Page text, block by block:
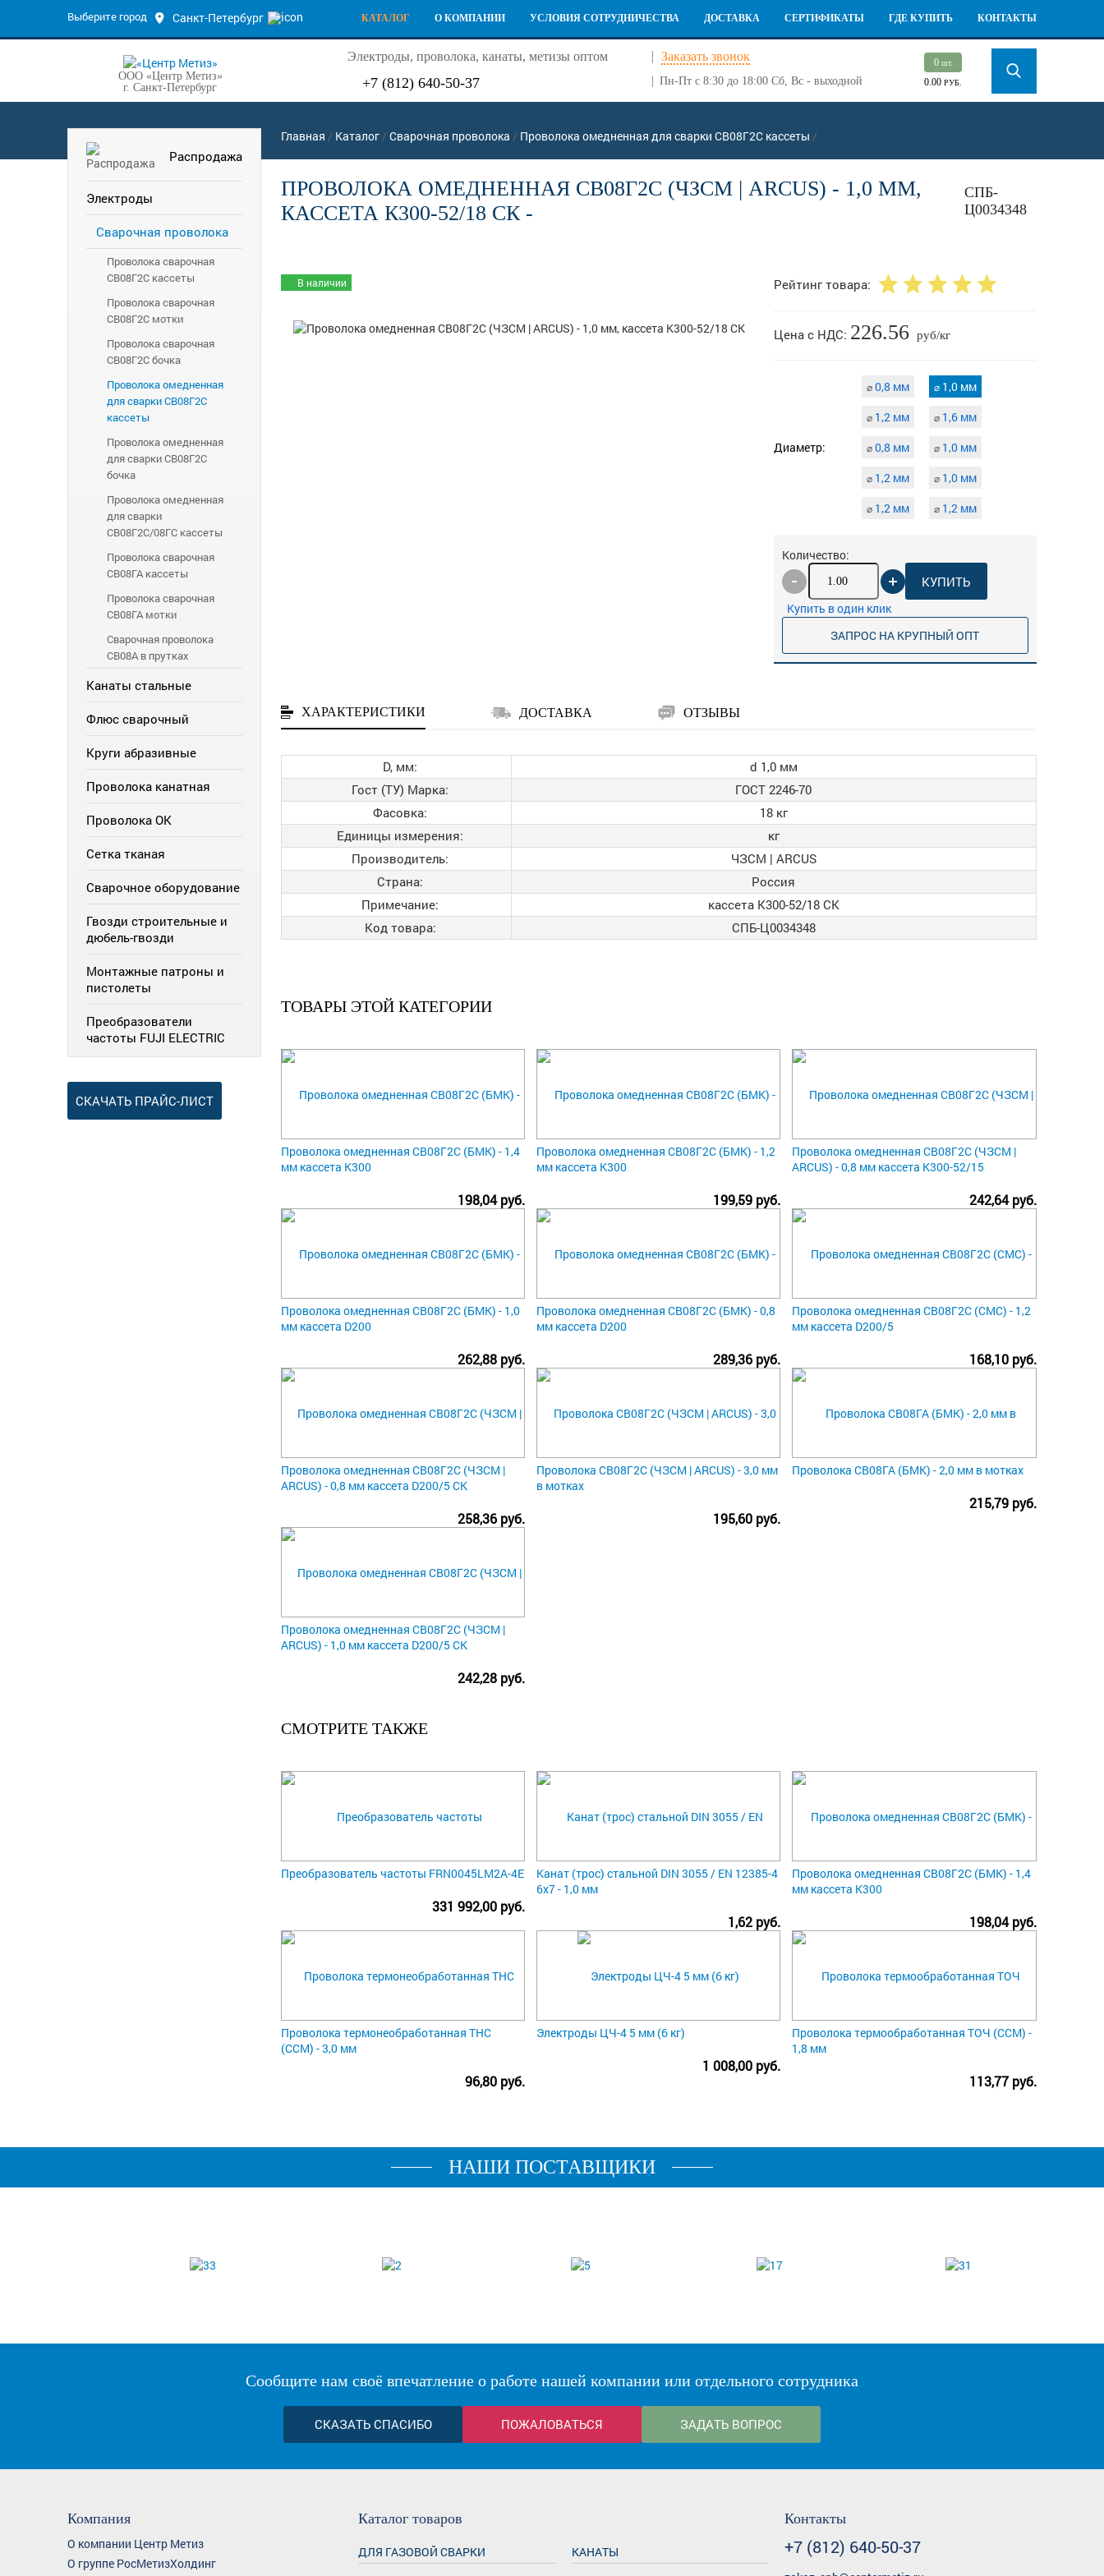
Выберите город Санкт-Петербург КАТАЛОГ О КОМПАНИИ УСЛОВИЯ СОТРУДНИЧЕСТВА ДОСТАВКА СЕРТИФИКАТЫ ГДЕ КУПИТЬ КОНТАКТЫ
ООО «Центр Метиз»
г. Санкт-Петербург
Электроды, проволока, канаты, метизы оптом Заказать звонок
+7 (812) 640-50-37 Пн-Пт с 8:30 до 18:00 Сб, Вс - выходной
0 шт.
0.00РУБ.
Распродажа
Электроды
Сварочная проволока
Проволока сварочная
СВ08Г2С кассеты
Проволока сварочная
СВ08Г2С мотки
Проволока сварочная
СВ08Г2С бочка
Проволока омедненная
для сварки СВ08Г2С
кассеты
Проволока омедненная
для сварки СВ08Г2С
бочка
Проволока омедненная
для сварки
СВ08Г2С/08ГС кассеты
Проволока сварочная
СВ08ГА кассеты
Проволока сварочная
СВ08ГА мотки
Сварочная проволока
СВ08А в прутках
Канаты стальные
Флюс сварочный
Круги абразивные
Проволока канатная
Проволока ОК
Сетка тканая
Сварочное оборудование
Гвозди строительные и
дюбель-гвозди
Монтажные патроны и
пистолеты
Преобразователи
частоты FUJI ELECTRIC
СКАЧАТЬ ПРАЙС-ЛИСТ
Главная / Каталог / Сварочная проволока / Проволока омедненная для сварки СВ08Г2С кассеты /
ПРОВОЛОКА ОМЕДНЕННАЯ СВ08Г2С (ЧЗСМ | ARCUS) - 1,0 ММ,
КАССЕТА К300-52/18 СК -
СПБ-
Ц0034348
В наличии Рейтинг товара:
Цена с НДС: 226.56 руб/кг
Диаметр:
⌀0,8 мм ⌀1,0 мм
⌀1,2 мм ⌀1,6 мм
⌀0,8 мм ⌀1,0 мм
⌀1,2 мм ⌀1,0 мм
⌀1,2 мм ⌀1,2 мм
Количество:
КУПИТЬ
Купить в один клик
ЗАПРОС НА КРУПНЫЙ ОПТ
ХАРАКТЕРИСТИКИ ДОСТАВКА ОТЗЫВЫ
D, мм:
d 1,0 мм
Гост (ТУ) Марка:
ГОСТ 2246-70
Фасовка:
18 кг
Единицы измерения:
кг
Производитель:
ЧЗСМ | ARCUS
Страна:
Россия
Примечание:
кассета К300-52/18 СК
Код товара:
СПБ-Ц0034348
ТОВАРЫ ЭТОЙ КАТЕГОРИИ
Проволока омедненная СВ08Г2С (БМК) - 1,4
мм кассета К300
198,04 руб.
Проволока омедненная СВ08Г2С (БМК) - 1,2
мм кассета К300
199,59 руб.
Проволока омедненная СВ08Г2С (ЧЗСМ |
ARCUS) - 0,8 мм кассета К300-52/15
242,64 руб.
Проволока омедненная СВ08Г2С (БМК) - 1,0
мм кассета D200
262,88 руб.
Проволока омедненная СВ08Г2С (БМК) - 0,8
мм кассета D200
289,36 руб.
Проволока омедненная СВ08Г2С (СМС) - 1,2
мм кассета D200/5
168,10 руб.
Проволока омедненная СВ08Г2С (ЧЗСМ |
ARCUS) - 0,8 мм кассета D200/5 СК
258,36 руб.
Проволока СВ08Г2С (ЧЗСМ | ARCUS) - 3,0 мм
в мотках
195,60 руб.
Проволока СВ08ГА (БМК) - 2,0 мм в мотках
215,79 руб.
Проволока омедненная СВ08Г2С (ЧЗСМ |
ARCUS) - 1,0 мм кассета D200/5 СК
242,28 руб.
СМОТРИТЕ ТАКЖЕ
Преобразователь частоты FRN0045LM2A-4E
331 992,00 руб.
Канат (трос) стальной DIN 3055 / EN 12385-4
6x7 - 1,0 мм
1,62 руб.
Проволока омедненная СВ08Г2С (БМК) - 1,4
мм кассета К300
198,04 руб.
Проволока термонеобработанная ТНС
(ССМ) - 3,0 мм
96,80 руб.
Электроды ЦЧ-4 5 мм (6 кг)
1 008,00 руб.
Проволока термообработанная ТОЧ (ССМ) -
1,8 мм
113,77 руб.
НАШИ ПОСТАВЩИКИ
Сообщите нам своё впечатление о работе нашей компании или отдельного сотрудника
СКАЗАТЬ СПАСИБО ПОЖАЛОВАТЬСЯ ЗАДАТЬ ВОПРОС
Компания
О компании Центр Метиз
О группе РосМетизХолдинг
Каталог товаров
ДЛЯ ГАЗОВОЙ СВАРКИ
КАНАТЫ
Контакты
+7 (812) 640-50-37